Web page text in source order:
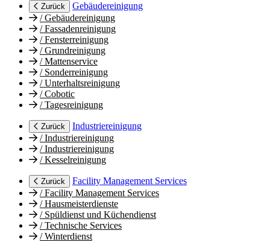
Zurück
Gebäudereinigung
/Gebäudereinigung
/Fassadenreinigung
/Fensterreinigung
/Grundreinigung
/Mattenservice
/Sonderreinigung
/Unterhaltsreinigung
/Cobotic
/Tagesreinigung
Zurück
Industriereinigung
/Industriereinigung
/Industriereinigung
/Kesselreinigung
Zurück
Facility Management Services
/Facility Management Services
/Hausmeisterdienste
/Spüldienst und Küchendienst
/Technische Services
/Winterdienst